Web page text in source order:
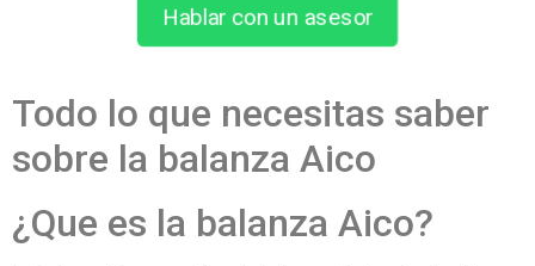
Hablar con un asesor
Todo lo que necesitas saber
sobre la balanza Aico
¿Que es la balanza Aico?